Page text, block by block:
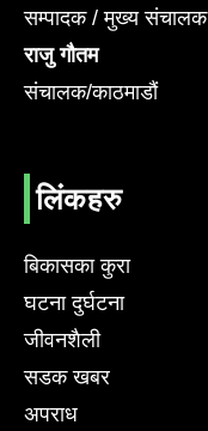
सम्पादक / मुख्य संचालक
राजु गौतम
संचालक/काठमाडौं
लिंकहरु
बिकासका कुरा
घटना दुर्घटना
जीवनशैली
सडक खबर
अपराध